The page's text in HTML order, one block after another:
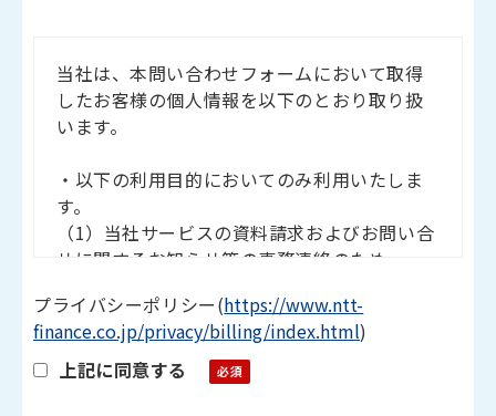
当社は、本問い合わせフォームにおいて取得
したお客様の個人情報を以下のとおり取り扱
います。
・以下の利用目的においてのみ利用いたしま
す。
（1）当社サービスの資料請求およびお問い合
せに関するお知らせ等の事務連絡のため
め
（3）上記の利用目的に付随する目的のため
・当社は、法令に定める場合を除き、あらか
プライバシーポリシー(https://www.ntt-
finance.co.jp/privacy/billing/index.html)
上記に同意する